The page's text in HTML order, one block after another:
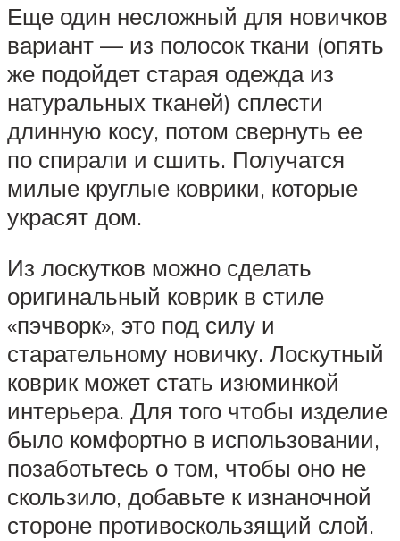
Еще один несложный для новичков
вариант — из полосок ткани (опять
же подойдет старая одежда из
натуральных тканей) сплести
длинную косу, потом свернуть ее
по спирали и сшить. Получатся
милые круглые коврики, которые
украсят дом.
Из лоскутков можно сделать
оригинальный коврик в стиле
«пэчворк», это под силу и
старательному новичку. Лоскутный
коврик может стать изюминкой
интерьера. Для того чтобы изделие
было комфортно в использовании,
позаботьтесь о том, чтобы оно не
скользило, добавьте к изнаночной
стороне противоскользящий слой.